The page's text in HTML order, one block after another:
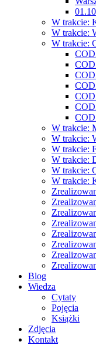
W trakcie:
W trakcie:
W trakcie:
W trakcie:
W trakcie:
W trakcie:
W trakcie:
W trakcie:
W trakcie:
Blog
Wiedza
Cytaty
Pojęcia
Książki
Zdjęcia
Kontakt